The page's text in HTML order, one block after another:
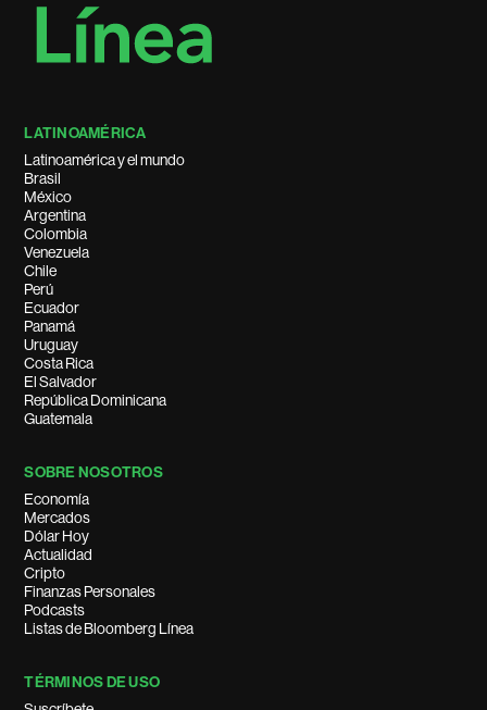
LATINOAMÉRICA
Latinoamérica y el mundo
Brasil
México
Argentina
Colombia
Venezuela
Chile
Perú
Ecuador
Panamá
Uruguay
Costa Rica
El Salvador
República Dominicana
Guatemala
SOBRE NOSOTROS
Economía
Mercados
Dólar Hoy
Actualidad
Cripto
Finanzas Personales
Podcasts
Listas de Bloomberg Línea
TÉRMINOS DE USO